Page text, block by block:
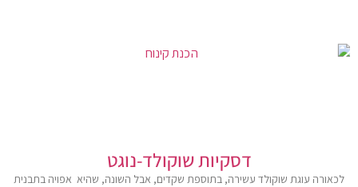
דסקיות שוקולד-נוגט
לכאורה עוגת שוקולד עשירה, בתוספת שקדים, אבל השונה, שהיא אפויה בתבנית